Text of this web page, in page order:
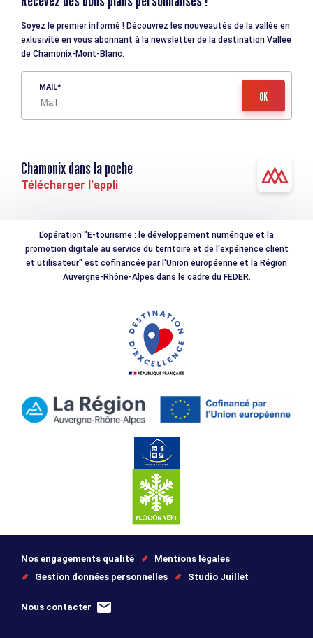
Soyez le premier informé ! Découvrez les nouveautés de la vallée en
exlusivité en vous abonnant à la newsletter de la destination Vallée
de Chamonix-Mont-Blanc.
MAIL
Chamonix dans la poche
Télécharger l'appli
L'opération "E-tourisme : le développement numérique et la
promotion digitale au service du territoire et de l'expérience client
et utilisateur" est cofinancée par l'Union européenne et la Région
Auvergne-Rhône-Alpes dans le cadre du FEDER.
Nos engagements qualité
Mentions légales
Gestion données personnelles
Studio Juillet
Nous contacter